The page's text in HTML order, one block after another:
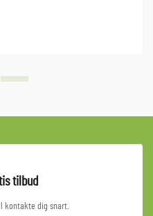
tilbud
kontakte dig snart.